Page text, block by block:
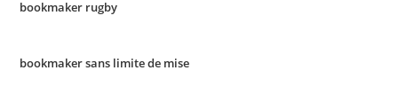
bookmaker rugby
bookmaker sans limite de mise